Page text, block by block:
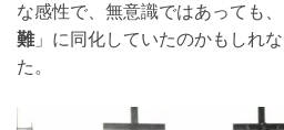
な感性で、無意識ではあっても
難」に同化していたのかもしれ
た。